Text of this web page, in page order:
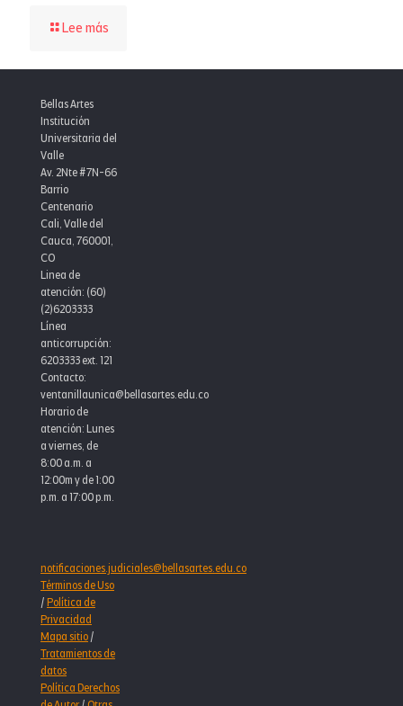
Lee más
Punto:
Encuentro
de
Bellas Artes
Institución
Universitaria del
Valle
Av. 2Nte #7N-66
Barrio
Centenario
Cali, Valle del
Cauca, 760001,
CO
Linea de
atención: (60)
(2)6203333
Línea
anticorrupción:
6203333 ext. 121
Contacto:
ventanillaunica@bellasartes.edu.co
Horario de
atención: Lunes
a viernes, de
8:00 a.m. a
12:00m y de 1:00
p.m. a 17:00 p.m.
notificaciones.judiciales@bellasartes.edu.co
Términos de Uso
/Política de
Privacidad
Mapa sitio/
Tratamientos de
datos
Política Derechos